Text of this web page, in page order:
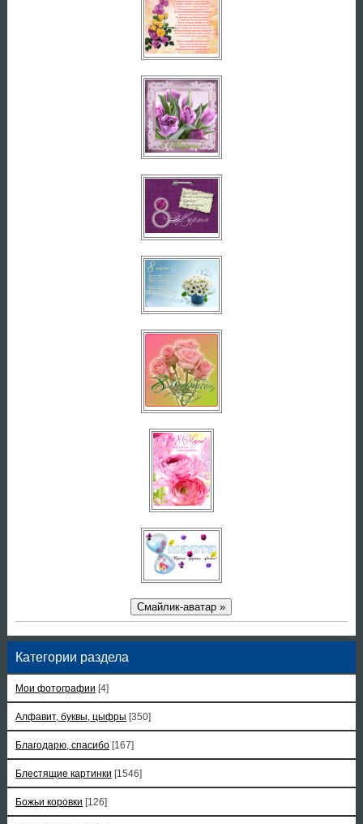
Смайлик-аватар »
Категории раздела
Мои фотографии [4]
Алфавит, буквы, цыфры [350]
Благодарю, спасибо [167]
Блестящие картинки [1546]
Божьи коровки [126]